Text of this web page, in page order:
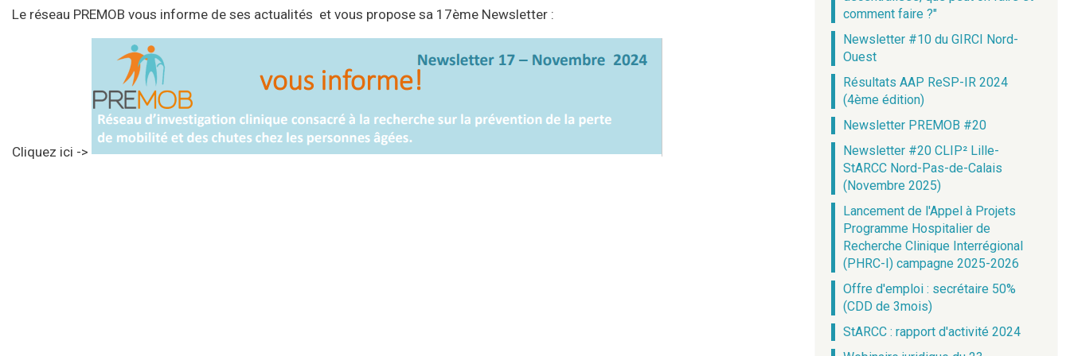
Le réseau PREMOB vous informe de ses actualités et vous propose sa 17ème Newsletter :
Cliquez ici ->
comment faire ?"
Newsletter #10 du GIRCI Nord-
Ouest
Résultats AAP ReSP-IR 2024
(4ème édition)
Newsletter PREMOB #20
Newsletter #20 CLIP² Lille-
StARCC Nord-Pas-de-Calais
(Novembre 2025)
Lancement de l'Appel à Projets
Programme Hospitalier de
Recherche Clinique Interrégional
(PHRC-I) campagne 2025-2026
Offre d'emploi : secrétaire 50%
(CDD de 3mois)
StARCC : rapport d'activité 2024